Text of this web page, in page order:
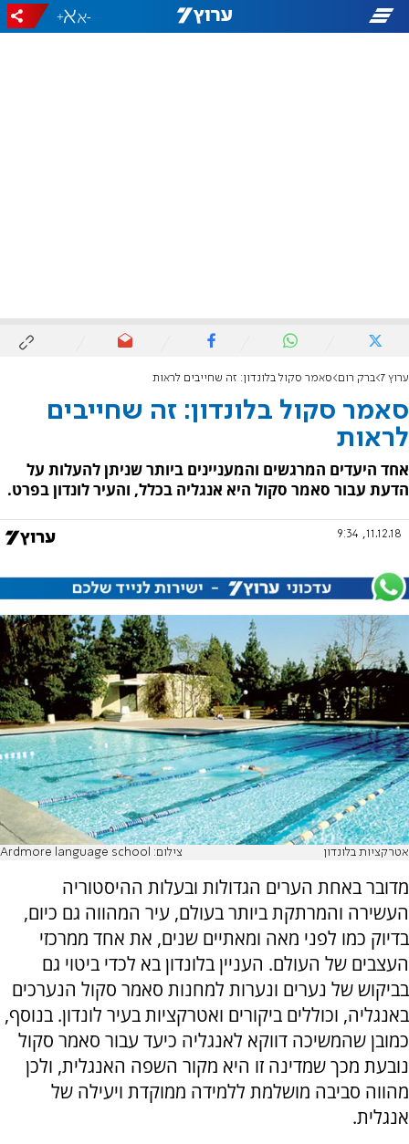
-
+
ערוץ 7 ברק רום סאמר סקול בלונדון: זה שחייבים לראות
סאמר סקול בלונדון: זה שחייבים
לראות
אחד היעדים המרגשים והמעניינים ביותר שניתן להעלות על
הדעת עבור סאמר סקול היא אנגליה בכלל, והעיר לונדון בפרט.
11.12.18, 9:34
אטרקציות בלונדון צילום: Ardmore language school
מדובר באחת הערים הגדולות ובעלות ההיסטוריה
העשירה והמרתקת ביותר בעולם, עיר המהווה גם כיום,
בדיוק כמו לפני מאה ומאתיים שנים, את אחד ממרכזי
העצבים של העולם. העניין בלונדון בא לכדי ביטוי גם
בביקוש של נערים ונערות למחנות סאמר סקול הנערכים
באנגליה, וכוללים ביקורים ואטרקציות בעיר לונדון. בנוסף,
כמובן שהמשיכה דווקא לאנגליה כיעד עבור סאמר סקול
נובעת מכך שמדינה זו היא מקור השפה האנגלית, ולכן
מהווה סביבה מושלמת ללמידה ממוקדת ויעילה של
אנגלית.